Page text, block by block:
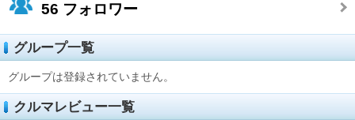
56 フォロワー
グループ一覧
グループは登録されていません。
クルマレビュー一覧